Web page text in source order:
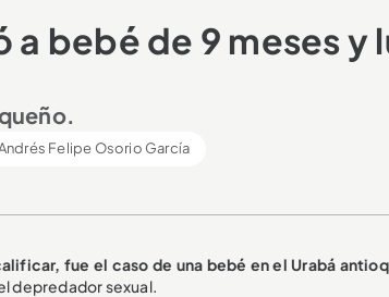
bebé de 9 meses y
Felipe Osorio García
fue el caso de una bebé en el Urabá
depredador sexual.